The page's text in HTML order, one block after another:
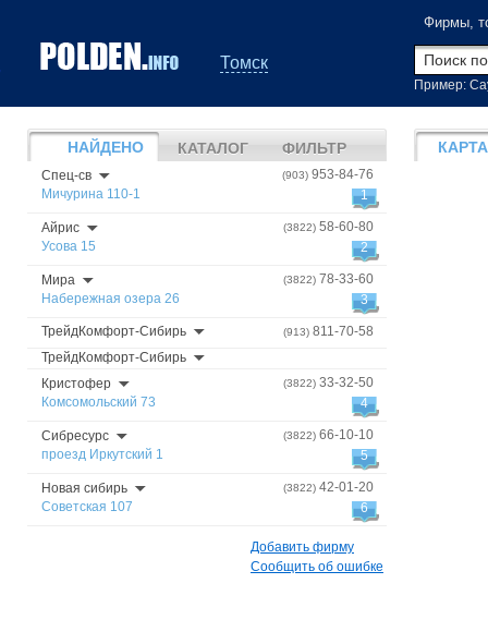
Томск
Фирмы,
Пример:
НАЙДЕНО КАТАЛОГ ФИЛЬТР
Спец-св
Мичурина 110-1
(903) 953-84-76
1
Айрис
Усова 15
(3822) 58-60-80
2
Мира
Набережная озера 26
(3822) 78-33-60
3
ТрейдКомфорт-Сибирь (913) 811-70-58
ТрейдКомфорт-Сибирь
Кристофер
Комсомольский 73
(3822) 33-32-50
4
Сибресурс
проезд Иркутский 1
(3822) 66-10-10
5
Новая сибирь
Советская 107
(3822) 42-01-20
6
Добавить фирму
Сообщить об ошибке
КАРТА